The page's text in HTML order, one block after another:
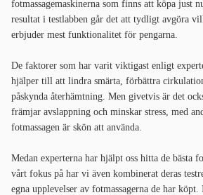
fotmassagemaskinerna som finns att köpa just
resultat i testlabben går det att tydligt avgöra
erbjuder mest funktionalitet för pengarna.
De faktorer som har varit viktigast enligt
hjälper till att lindra smärta, förbättra
påskynda återhämtning. Men givetvis är det
främjar avslappning och minskar stress, med
fotmassagen är skön att använda.
Medan experterna har hjälpt oss hitta de bästa
vårt fokus på har vi även kombinerat deras
egna upplevelser av fotmassagerna de har köpt.